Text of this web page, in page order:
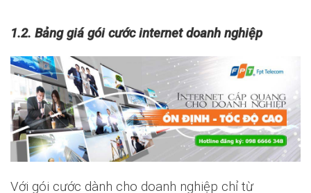
1.2. Bảng giá gói cước internet doanh nghiệp
Với gói cước dành cho doanh nghiệp chỉ từ